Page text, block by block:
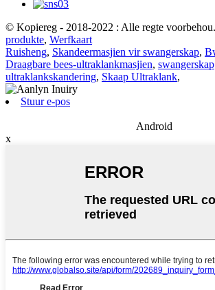
© Kopiereg - 2018-2022 : Alle regte voorbehou.
produkte, Werfkaart
Ruisheng, Skandeermasjien vir swangerskap,
Draagbare bees-ultraklankmasjien, swangerskap
ultraklankskandering, Skaap Ultraklank,
Stuur e-pos
Android
x